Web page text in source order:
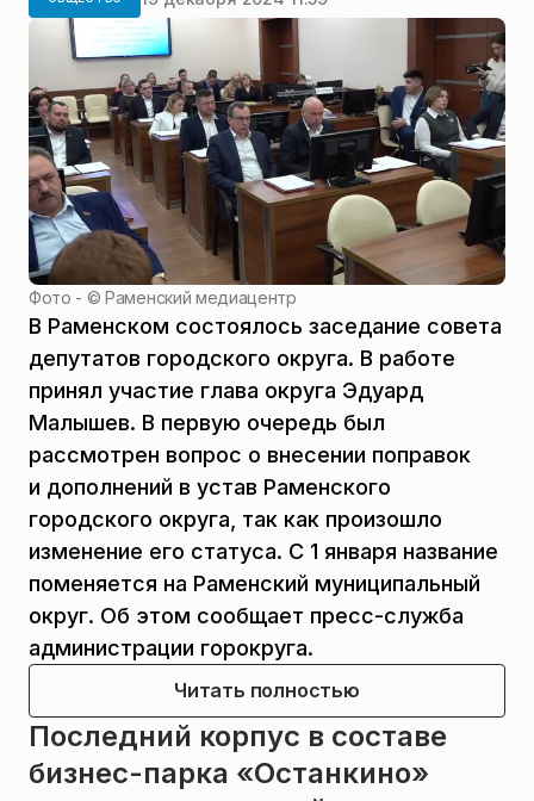
Фото - ©Раменский медиацентр
В Раменском состоялось заседание совета
депутатов городского округа. В работе
принял участие глава округа Эдуард
Малышев. В первую очередь был
рассмотрен вопрос о внесении поправок
и дополнений в устав Раменского
городского округа, так как произошло
изменение его статуса. С 1 января название
поменяется на Раменский муниципальный
округ. Об этом сообщает пресс-служба
администрации горокруга.
Читать полностью
Последний корпус в составе
бизнес-парка «Останкино»